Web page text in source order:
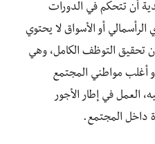
أن تتحكم في الدورات
الرأسمالي أو الأسواق لا يحتوي
تحقيق التوظف الكامل، وهي
أغلب مواطني المجتمع
، العمل في إطار الأجور
داخل المجتمع.